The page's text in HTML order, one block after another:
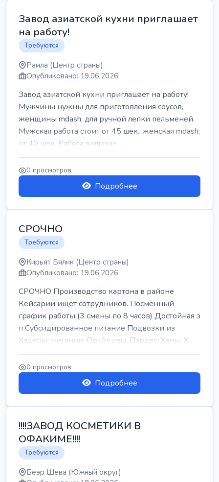
Завод азиатской кухни приглашает
на работу!
Требуются
Рамла (Центр страны)
Опубликовано: 19.06.2026
Завод азиатской кухни приглашает на работу!
Мужчины нужны для приготовления соусов,
женщины mdash; для ручной лепки пельменей.
Мужская работа стоит от 45 шек., женская mdash;
от 40 шек. Работа включае...
0 просмотров
Подробнее
СРОЧНО
Требуются
Кирьят Бялик (Центр страны)
Опубликовано: 19.06.2026
СРОЧНО Производство картона в районе
Кейсарии ищет сотрудников. Посменный
график работы (3 смены по 8 часов) Достойная з
п Субсидированное питание Подвозки из
Хадеры, Нетании, Ор-Акивы, Пардес-Ханы, Х...
0 просмотров
Подробнее
!!!!ЗАВОД КОСМЕТИКИ В
ОФАКИМЕ!!!!
Требуются
Беэр Шева (Южный округ)